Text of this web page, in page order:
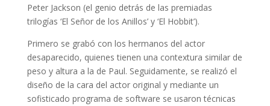
Peter Jackson (el genio detrás de las premiadas
trilogías ‘El Señor de los Anillos’ y ‘El Hobbit’).
Primero se grabó con los hermanos del actor
desaparecido, quienes tienen una contextura similar de
peso y altura a la de Paul. Seguidamente, se realizó el
diseño de la cara del actor original y mediante un
sofisticado programa de software se usaron técnicas